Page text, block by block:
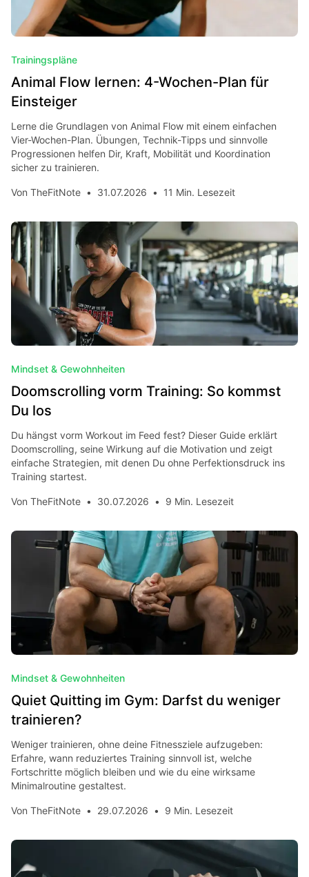
Trainingspläne
Animal Flow lernen: 4-Wochen-Plan für
Einsteiger
Lerne die Grundlagen von Animal Flow mit einem einfachen
Vier-Wochen-Plan. Übungen, Technik-Tipps und sinnvolle
Progressionen helfen Dir, Kraft, Mobilität und Koordination
sicher zu trainieren.
Von TheFitNote • 31.07.2026 • 11 Min. Lesezeit
Mindset & Gewohnheiten
Doomscrolling vorm Training: So kommst
Du los
Du hängst vorm Workout im Feed fest? Dieser Guide erklärt
Doomscrolling, seine Wirkung auf die Motivation und zeigt
einfache Strategien, mit denen Du ohne Perfektionsdruck ins
Training startest.
Von TheFitNote • 30.07.2026 • 9 Min. Lesezeit
Mindset & Gewohnheiten
Quiet Quitting im Gym: Darfst du weniger
trainieren?
Weniger trainieren, ohne deine Fitnessziele aufzugeben:
Erfahre, wann reduziertes Training sinnvoll ist, welche
Fortschritte möglich bleiben und wie du eine wirksame
Minimalroutine gestaltest.
Von TheFitNote • 29.07.2026 • 9 Min. Lesezeit